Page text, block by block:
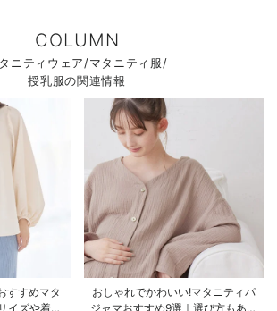
COLUMN
ニティウェア/マタニティ服/
授乳服の関連情報
すすめマタ
イズや着る
おしゃれでかわいい!マタニティパ
ジャマおすすめ9選｜選び方もあわ